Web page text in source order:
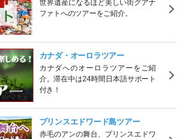
世界遺産になるほど美しい街グアナ
ファトへのツアーをご紹介。
カナダ・オーロラツアー
カナダへのオーロラツアーをご紹
介。滞在中は24時間日本語サポート
付き！
プリンスエドワード島ツアー
赤毛のアンの舞台、プリンスエドワ